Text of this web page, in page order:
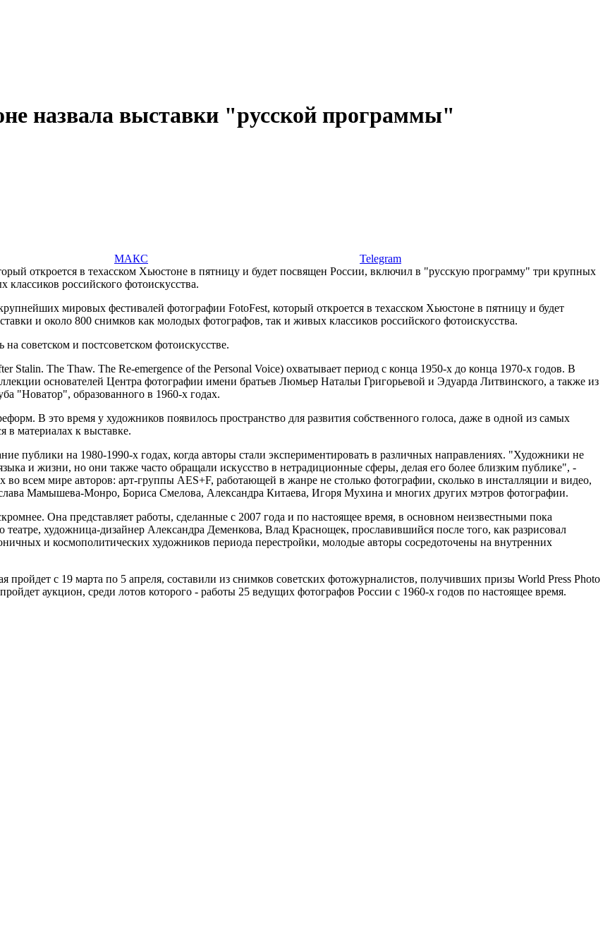
назвала выставки "русской программы"
МАКС
Telegram
откроется в техасском Хьюстоне в пятницу и будет посвящен России, включил в "русскую программу" три крупных
российского фотоискусства.
мировых фестивалей фотографии FotoFest, который откроется в техасском Хьюстоне в пятницу и будет
и около 800 снимков как молодых фотографов, так и живых классиков российского фотоискусства.
советском и постсоветском фотоискусстве.
Stalin. The Thaw. The Re-emergence of the Personal Voice) охватывает период с конца 1950-х до конца 1970-х годов. В
основателей Центра фотографии имени братьев Люмьер Натальи Григорьевой и Эдуарда Литвинского, а также из
"Новатор", образованного в 1960-х годах.
В это время у художников появилось пространство для развития собственного голоса, даже в одной из самых
в материалах к выставке.
публики на 1980-1990-х годах, когда авторы стали экспериментировать в различных направлениях. "Художники не
и жизни, но они также часто обращали искусство в нетрадиционные сферы, делая его более близким публике", -
всем мире авторов: арт-группы AES+F, работающей в жанре не столько фотографии, сколько в инсталляции и видео,
Мамышева-Монро, Бориса Смелова, Александра Китаева, Игоря Мухина и многих других мэтров фотографии.
Она представляет работы, сделанные с 2007 года и по настоящее время, в основном неизвестными пока
художница-дизайнер Александра Деменкова, Влад Краснощек, прославившийся после того, как разрисовал
и космополитических художников периода перестройки, молодые авторы сосредоточены на внутренних
пройдет с 19 марта по 5 апреля, составили из снимков советских фотожурналистов, получивших призы World Press Photo
аукцион, среди лотов которого - работы 25 ведущих фотографов России с 1960-х годов по настоящее время.